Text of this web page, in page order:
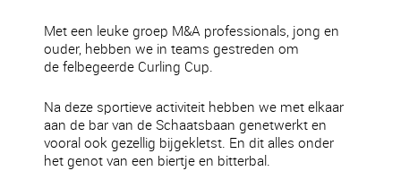
Met een leuke groep M&A professionals, jong en
ouder, hebben we in teams gestreden om
de felbegeerde Curling Cup.
Na deze sportieve activiteit hebben we met elkaar
aan de bar van de Schaatsbaan genetwerkt en
vooral ook gezellig bijgekletst. En dit alles onder
het genot van een biertje en bitterbal.